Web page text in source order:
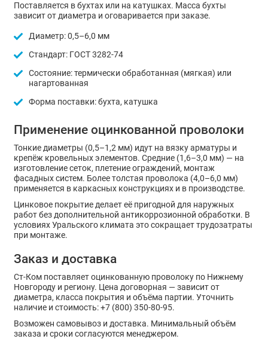
Поставляется в бухтах или на катушках. Масса бухты
зависит от диаметра и оговаривается при заказе.
Диаметр: 0,5–6,0 мм
Стандарт: ГОСТ 3282-74
Состояние: термически обработанная (мягкая) или
нагартованная
Форма поставки: бухта, катушка
Применение оцинкованной проволоки
Тонкие диаметры (0,5–1,2 мм) идут на вязку арматуры и
крепёж кровельных элементов. Средние (1,6–3,0 мм) — на
изготовление сеток, плетение ограждений, монтаж
фасадных систем. Более толстая проволока (4,0–6,0 мм)
применяется в каркасных конструкциях и в производстве.
Цинковое покрытие делает её пригодной для наружных
работ без дополнительной антикоррозионной обработки. В
условиях Уральского климата это сокращает трудозатраты
при монтаже.
Заказ и доставка
Ст-Ком поставляет оцинкованную проволоку по Нижнему
Новгороду и региону. Цена договорная — зависит от
диаметра, класса покрытия и объёма партии. Уточнить
наличие и стоимость: +7 (800) 350-80-95.
Возможен самовывоз и доставка. Минимальный объём
заказа и сроки согласуются менеджером.